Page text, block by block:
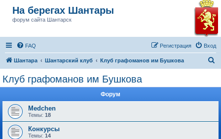
На берегах Шантары
форум сайта Шантарск
FAQ Вход
Регистрация
Шантара Шантарский клуб Клуб графоманов им Бушкова
Клуб графоманов им Бушкова
Форум
Medchen
Темы: 18
Конкурсы
Темы: 14